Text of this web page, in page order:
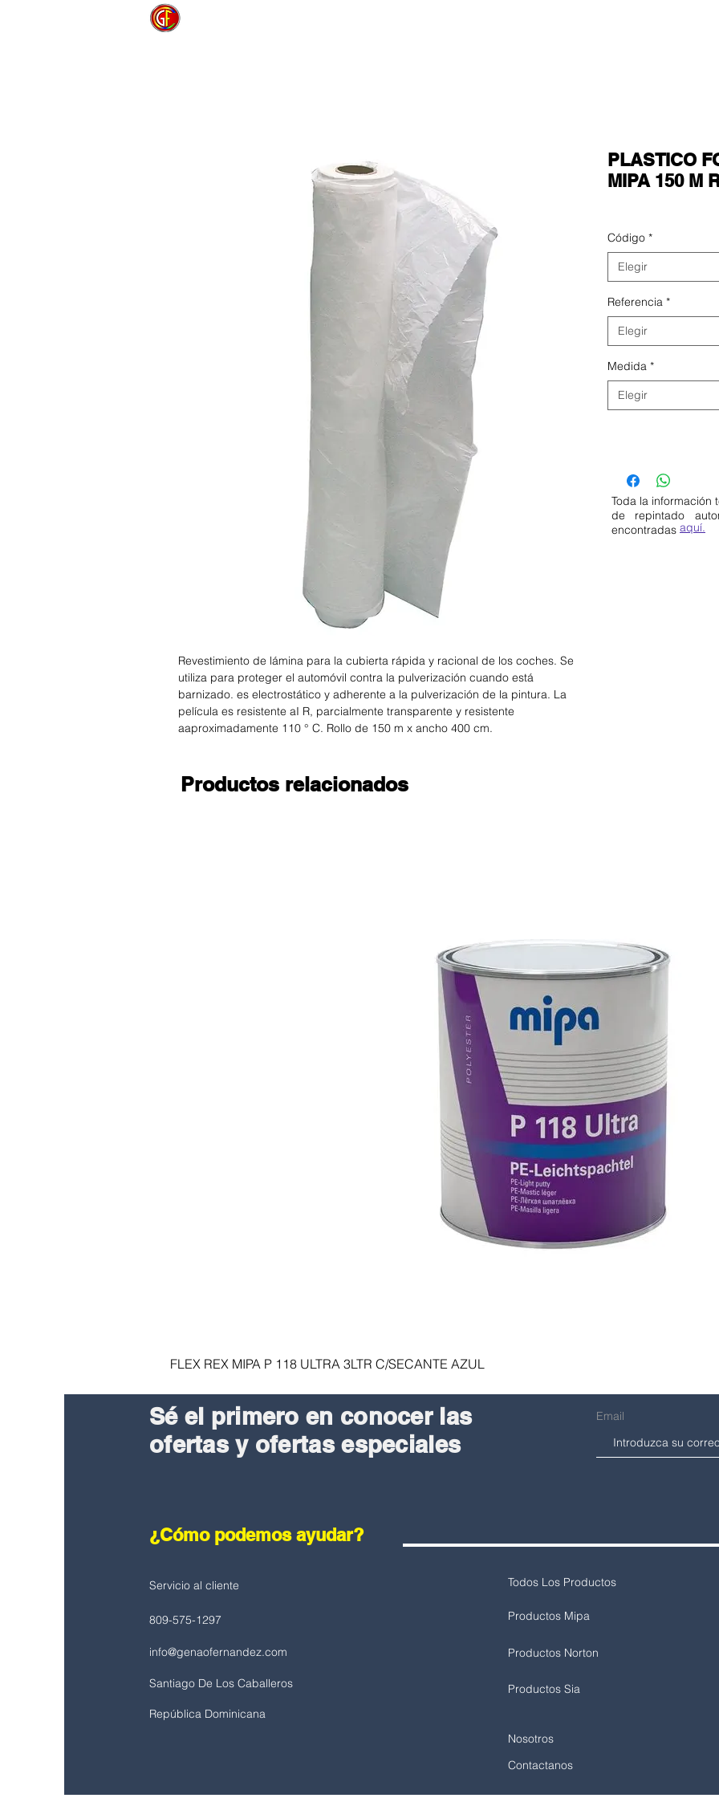
Revestimiento de lámina para la cubierta rápida y racional de los coches. Se
utiliza para proteger el automóvil contra la pulverización cuando está
barnizado. es electrostático y adherente a la pulverización de la pintura. La
película es resistente aI R, parcialmente transparente y resistente
aaproximadamente 110 ° C. Rollo de 150 m x ancho 400 cm.
PLASTICO
MIPA 150 M
Código *
Elegir
Referencia *
Elegir
Medida *
Elegir
Toda la
de repintado
encontradas aquí.
Productos relacionados
FLEX REX MIPA P 118 ULTRA 3LTR C/SECANTE AZUL
Sé el primero en conocer las
ofertas y ofertas especiales
Email
¿Cómo podemos ayudar?
Servicio al cliente
809-575-1297
info@genaofernandez.com
Santiago De Los Caballeros
República Dominicana
Todos Los Productos
Productos Mipa
Productos Norton
Productos Sia
Nosotros
Contactanos